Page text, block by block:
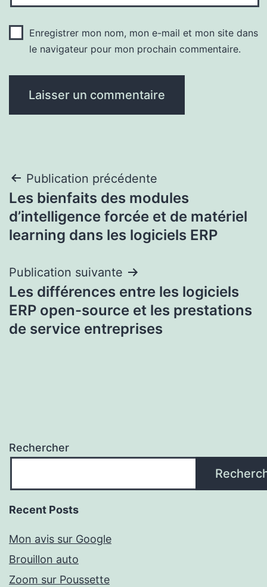
Enregistrer mon nom, mon e-mail et mon site dans
le navigateur pour mon prochain commentaire.
Navigation
de
l’article
Publication précédente
Les bienfaits des modules
d’intelligence forcée et de matériel
learning dans les logiciels ERP
Publication suivante
Les différences entre les logiciels
ERP open-source et les prestations
de service entreprises
Rechercher
Recent Posts
Mon avis sur Google
Brouillon auto
Zoom sur Poussette